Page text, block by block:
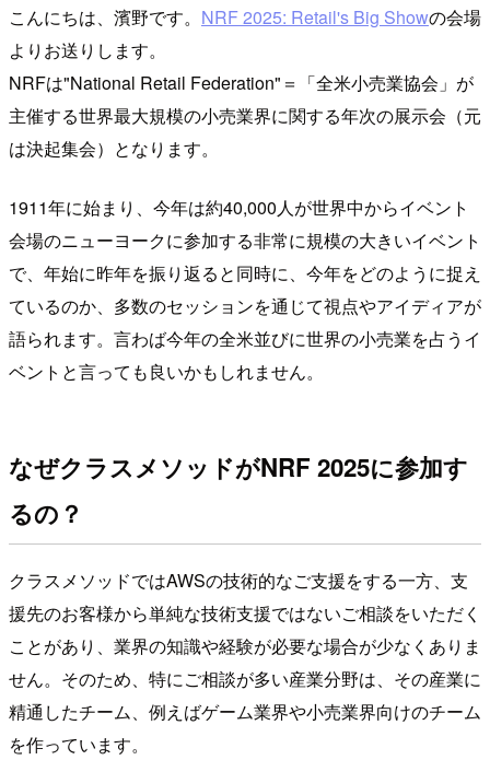
こんにちは、濱野です。 NRF 2025: Retail's Big Showの会場
よりお送りします。
NRFは"National Retail Federation"＝「全米小売業協会」が
主催する世界最大規模の小売業界に関する年次の展示会（元
は決起集会）となります。
1911年に始まり、今年は約40,000人が世界中からイベント
会場のニューヨークに参加する非常に規模の大きいイベント
で、年始に昨年を振り返ると同時に、今年をどのように捉え
ているのか、多数のセッションを通じて視点やアイディアが
語られます。言わば今年の全米並びに世界の小売業を占うイ
ベントと言っても良いかもしれません。
なぜクラスメソッドがNRF 2025に参加す
るの？
クラスメソッドではAWSの技術的なご支援をする一方、支
援先のお客様から単純な技術支援ではないご相談をいただく
ことがあり、業界の知識や経験が必要な場合が少なくありま
せん。そのため、特にご相談が多い産業分野は、その産業に
精通したチーム、例えばゲーム業界や小売業界向けのチーム
を作っています。